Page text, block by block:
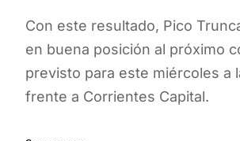
Con este resultado, Pico
en buena posición al próximo
previsto para este miércoles a
frente a Corrientes Capital.